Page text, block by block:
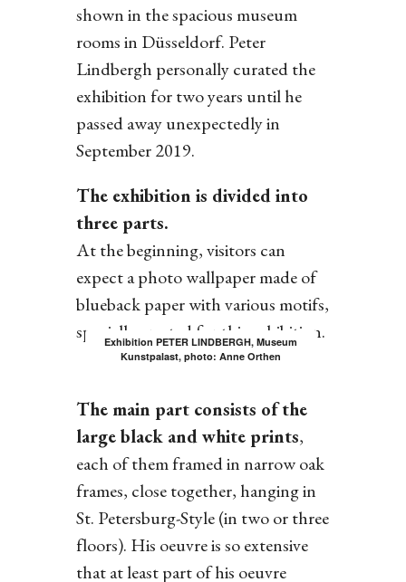
shown in the spacious museum
rooms in Düsseldorf. Peter
Lindbergh personally curated the
exhibition for two years until he
passed away unexpectedly in
September 2019.
The exhibition is divided into
three parts.
At the beginning, visitors can
expect a photo wallpaper made of
blueback paper with various motifs,
specially created for this exhibition.
Exhibition PETER LINDBERGH, Museum
Kunstpalast, photo: Anne Orthen
The main part consists of the
large black and white prints,
each of them framed in narrow oak
frames, close together, hanging in
St. Petersburg-Style (in two or three
floors). His oeuvre is so extensive
that at least part of his oeuvre